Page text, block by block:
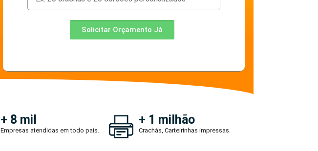
Solicitar Orçamento Já
+ 8 mil
Empresas atendidas em todo país.
+ 1 milhão
Crachás, Carteirinhas impressas.